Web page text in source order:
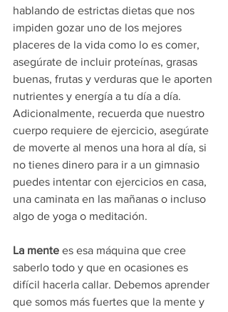
hablando de estrictas dietas que nos
impiden gozar uno de los mejores
placeres de la vida como lo es comer,
asegúrate de incluir proteínas, grasas
buenas, frutas y verduras que le aporten
nutrientes y energía a tu día a día.
Adicionalmente, recuerda que nuestro
cuerpo requiere de ejercicio, asegúrate
de moverte al menos una hora al día, si
no tienes dinero para ir a un gimnasio
puedes intentar con ejercicios en casa,
una caminata en las mañanas o incluso
algo de yoga o meditación.
La mente es esa máquina que cree
saberlo todo y que en ocasiones es
difícil hacerla callar. Debemos aprender
que somos más fuertes que la mente y